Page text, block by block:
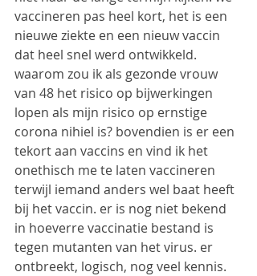
vaccineren pas heel kort, het is een
nieuwe ziekte en een nieuw vaccin
dat heel snel werd ontwikkeld.
waarom zou ik als gezonde vrouw
van 48 het risico op bijwerkingen
lopen als mijn risico op ernstige
corona nihiel is? bovendien is er een
tekort aan vaccins en vind ik het
onethisch me te laten vaccineren
terwijl iemand anders wel baat heeft
bij het vaccin. er is nog niet bekend
in hoeverre vaccinatie bestand is
tegen mutanten van het virus. er
ontbreekt, logisch, nog veel kennis.